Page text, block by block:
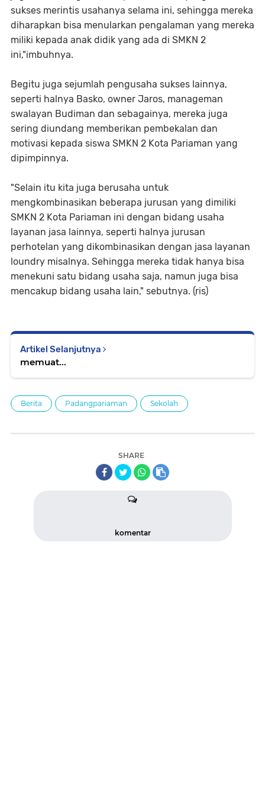
sukses merintis usahanya selama ini, sehingga mereka
diharapkan bisa menularkan pengalaman yang mereka
miliki kepada anak didik yang ada di SMKN 2
ini,"imbuhnya.
Begitu juga sejumlah pengusaha sukses lainnya,
seperti halnya Basko, owner Jaros, manageman
swalayan Budiman dan sebagainya, mereka juga
sering diundang memberikan pembekalan dan
motivasi kepada siswa SMKN 2 Kota Pariaman yang
dipimpinnya.
"Selain itu kita juga berusaha untuk
mengkombinasikan beberapa jurusan yang dimiliki
SMKN 2 Kota Pariaman ini dengan bidang usaha
layanan jasa lainnya, seperti halnya jurusan
perhotelan yang dikombinasikan dengan jasa layanan
loundry misalnya. Sehingga mereka tidak hanya bisa
menekuni satu bidang usaha saja, namun juga bisa
mencakup bidang usaha lain," sebutnya. (ris)
Artikel Selanjutnya
memuat...
Berita Padangpariaman Sekolah
SHARE
komentar